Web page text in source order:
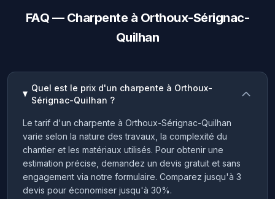
FAQ — Charpente à Orthoux-Sérignac-
Quilhan
Quel est le prix d'un charpente à Orthoux-
Sérignac-Quilhan ?
Le tarif d'un charpente à Orthoux-Sérignac-Quilhan
varie selon la nature des travaux, la complexité du
chantier et les matériaux utilisés. Pour obtenir une
estimation précise, demandez un devis gratuit et sans
engagement via notre formulaire. Comparez jusqu'à 3
devis pour économiser jusqu'à 30%.